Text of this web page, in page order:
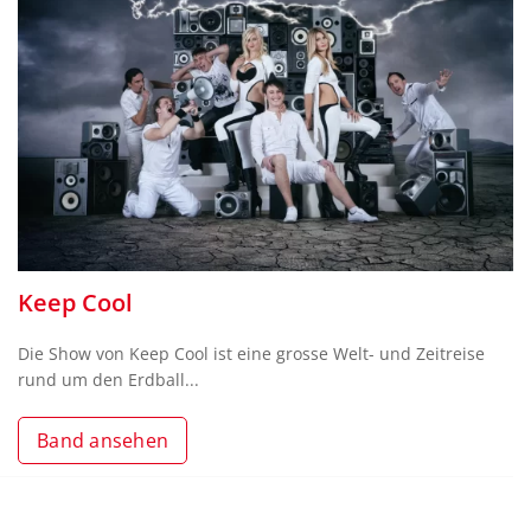
Keep Cool
Die Show von Keep Cool ist eine grosse Welt- und Zeitreise
rund um den Erdball...
Band ansehen